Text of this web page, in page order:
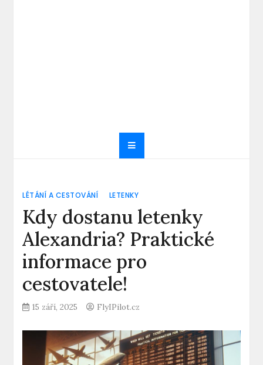
LÉTÁNÍ A CESTOVÁNÍ LETENKY
Kdy dostanu letenky
Alexandria? Praktické
informace pro
cestovatele!
15 září, 2025 FlyIPilot.cz